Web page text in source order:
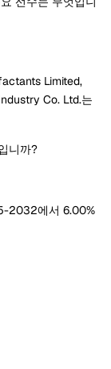
Limited,
Co. Ltd.는
니까?
2032에서 6.00%